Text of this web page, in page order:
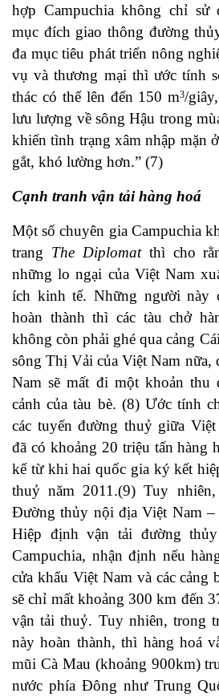
hợp Campuchia không chỉ sử
mục đích giao thông đường
đa mục tiêu phát triển nông
vụ và thương mại thì ước tính
thác có thể lên đến 150 m3/
lưu lượng về sông Hậu trong
khiến tình trạng xâm nhập mặn
gắt, khó lường hơn.” (7)
Cạnh tranh vận tải hàng hoá
Một số chuyên gia Campuchia
trang The Diplomat thì cho
những lo ngại của Việt Nam
ích kinh tế. Những người này
hoàn thành thì các tàu chở
không còn phải ghé qua cảng
sông Thị Vải của Việt Nam nữa,
Nam sẽ mất đi một khoản thu
cảnh của tàu bè. (8) Ước tính
các tuyến đường thuỷ giữa
đã có khoảng 20 triệu tấn hàng
kể từ khi hai quốc gia ký kết
thuỷ năm 2011.(9) Tuy
Đường thủy nội địa Việt Nam –
Hiệp định vận tải đường
Campuchia, nhận định nếu
cửa khẩu Việt Nam và các cảng
sẽ chỉ mất khoảng 300 km đến
vận tải thuỷ. Tuy nhiên, trong
này hoàn thành, thì hàng hoá
mũi Cà Mau (khoảng 900km)
nước phía Đông như Trung